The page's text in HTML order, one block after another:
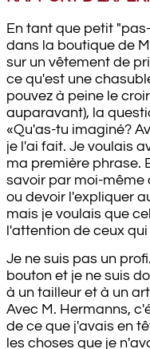
En tant que petit
dans la boutique de
sur un vêtement de
ce qu'est une
pouvez à peine le
auparavant), la
«Qu'as-tu imaginé?
je l'ai fait. Je voulais
ma première phrase.
savoir par moi-même
ou devoir l'expliquer
mais je voulais que
l'attention de ceux
Je ne suis pas un
bouton et je ne suis
à un tailleur et à un
Avec M. Hermanns,
de ce que j'avais en
les choses que je